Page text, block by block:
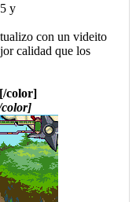
y
con un videito
calidad que los
color]